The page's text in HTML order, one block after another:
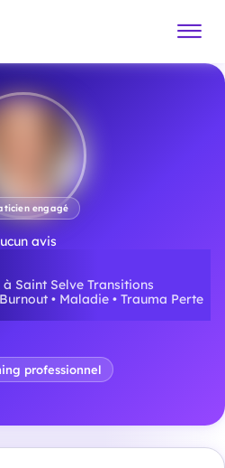
engagé
avis
Saint Selve Transitions
• Maladie • Trauma Perte
professionnel